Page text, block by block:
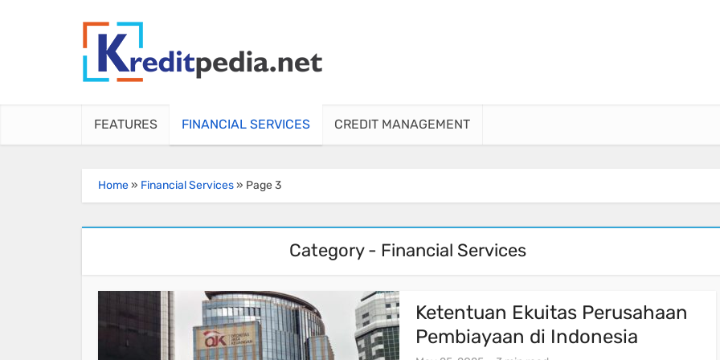
FEATURES FINANCIAL SERVICES CREDIT MANAGEMENT
Home» Financial Services» Page 3
Category - Financial Services
Ketentuan Ekuitas Perusahaan
Pembiayaan di Indonesia